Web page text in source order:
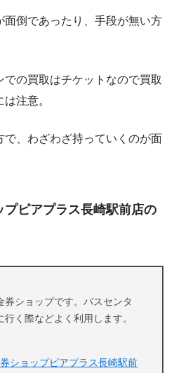
面倒であったり、手段が無い方
の買取はチケットなので買取
注意。
、わざわざ持っていくのが面
プピアプラス長崎駅前店の
券ショップです。バスセンタ
く際などよく利用します。
ショップピアプラス長崎駅前